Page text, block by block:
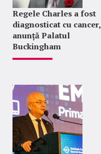
Regele Charles a fost
diagnosticat cu cancer,
anunță Palatul
Buckingham